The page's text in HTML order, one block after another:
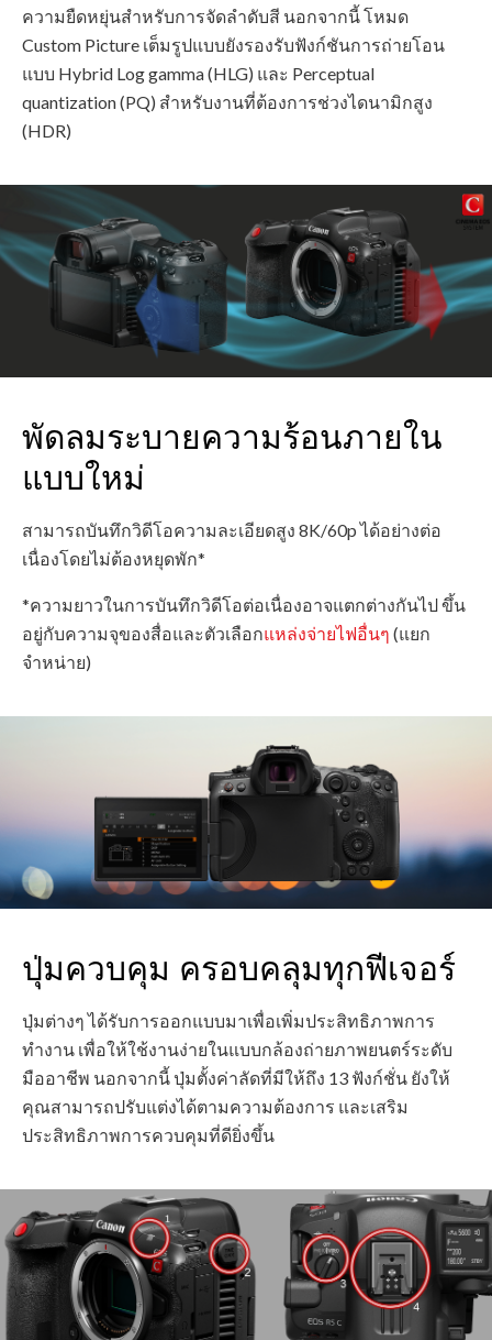
ความยืดหยุ่นสำหรับการจัดลำดับสี นอกจากนี้ โหมด
Custom Picture เต็มรูปแบบยังรองรับฟังก์ชันการถ่ายโอน
แบบ Hybrid Log gamma (HLG) และ Perceptual
quantization (PQ) สำหรับงานที่ต้องการช่วงไดนามิกสูง
(HDR)
พัดลมระบายความร้อนภายใน
แบบใหม่
สามารถบันทึกวิดีโอความละเอียดสูง 8K/60p ได้อย่างต่อ
เนื่องโดยไม่ต้องหยุดพัก*
*ความยาวในการบันทึกวิดีโอต่อเนื่องอาจแตกต่างกันไป ขึ้น
อยู่กับความจุของสื่อและตัวเลือกแหล่งจ่ายไฟอื่นๆ (แยก
จำหน่าย)
ปุ่มควบคุม ครอบคลุมทุกฟีเจอร์
ปุ่มต่างๆ ได้รับการออกแบบมาเพื่อเพิ่มประสิทธิภาพการ
ทำงาน เพื่อให้ใช้งานง่ายในแบบกล้องถ่ายภาพยนตร์ระดับ
มืออาชีพ นอกจากนี้ ปุ่มตั้งค่าลัดที่มีให้ถึง 13 ฟังก์ชั่น ยังให้
คุณสามารถปรับแต่งได้ตามความต้องการ และเสริม
ประสิทธิภาพการควบคุมที่ดียิ่งขึ้น